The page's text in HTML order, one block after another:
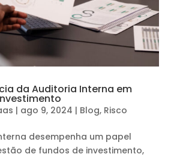
da Auditoria Interna em
| ago 9, 2024 | Blog, Risco
desempenha um papel
de fundos de investimento,